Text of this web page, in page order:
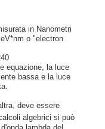
in Nanometri
o "electron
equazione, la luce
bassa e la luce
deve essere
algebrici si può
lambda del